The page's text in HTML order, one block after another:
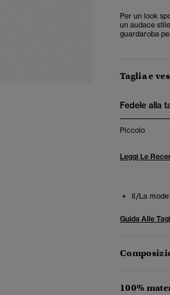
Per un look
un audace
guardaroba
Taglia e
Fedele alla
Piccolo
Leggi Le
Il/La
Guida Alle
100%